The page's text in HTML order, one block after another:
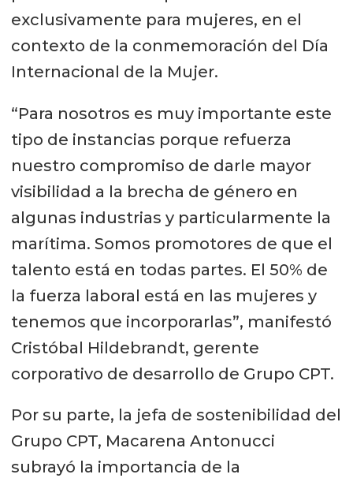
exclusivamente para mujeres, en el
contexto de la conmemoración del Día
Internacional de la Mujer.
“Para nosotros es muy importante este
tipo de instancias porque refuerza
nuestro compromiso de darle mayor
visibilidad a la brecha de género en
algunas industrias y particularmente la
marítima. Somos promotores de que el
talento está en todas partes. El 50% de
la fuerza laboral está en las mujeres y
tenemos que incorporarlas”, manifestó
Cristóbal Hildebrandt, gerente
corporativo de desarrollo de Grupo CPT.
Por su parte, la jefa de sostenibilidad del
Grupo CPT, Macarena Antonucci
subrayó la importancia de la